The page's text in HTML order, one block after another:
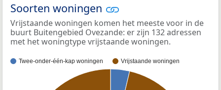
Soorten woningen
Vrijstaande woningen komen het meeste voor in de
buurt Buitengebied Ovezande: er zijn 132 adressen
met het woningtype vrijstaande woningen.
Twee-onder-één-kap woningen Vrijstaande woningen